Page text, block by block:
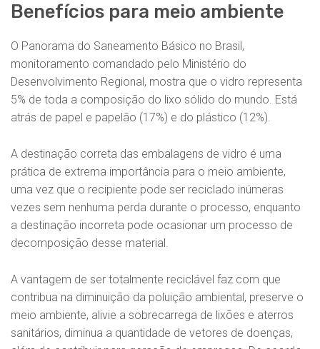
Benefícios para meio ambiente
O Panorama do Saneamento Básico no Brasil,
monitoramento comandado pelo Ministério do
Desenvolvimento Regional, mostra que o vidro representa
5% de toda a composição do lixo sólido do mundo. Está
atrás de papel e papelão (17%) e do plástico (12%).
A destinação correta das embalagens de vidro é uma
prática de extrema importância para o meio ambiente,
uma vez que o recipiente pode ser reciclado inúmeras
vezes sem nenhuma perda durante o processo, enquanto
a destinação incorreta pode ocasionar um processo de
decomposição desse material.
A vantagem de ser totalmente reciclável faz com que
contribua na diminuição da poluição ambiental, preserve o
meio ambiente, alivie a sobrecarrega de lixões e aterros
sanitários, diminua a quantidade de vetores de doenças,